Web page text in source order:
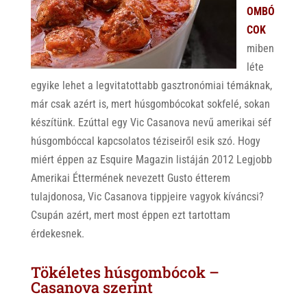
OMBÓ
COK
miben
léte
egyike lehet a legvitatottabb gasztronómiai témáknak,
már csak azért is, mert húsgombócokat sokfelé, sokan
készítünk. Ezúttal egy Vic Casanova nevű amerikai séf
húsgombóccal kapcsolatos téziseiről esik szó. Hogy
miért éppen az Esquire Magazin listáján 2012 Legjobb
Amerikai Éttermének nevezett Gusto étterem
tulajdonosa, Vic Casanova tippjeire vagyok kíváncsi?
Csupán azért, mert most éppen ezt tartottam
érdekesnek.
Tökéletes húsgombócok –
Casanova szerint